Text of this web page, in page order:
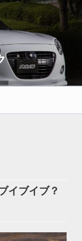
イブイブ？